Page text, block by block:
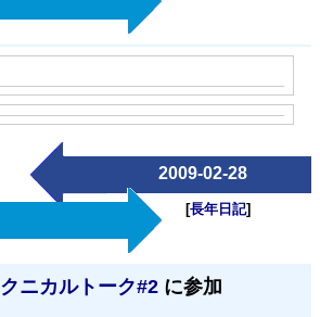
2009-02-28
[長年日記]
ニカルトーク#2 に参加